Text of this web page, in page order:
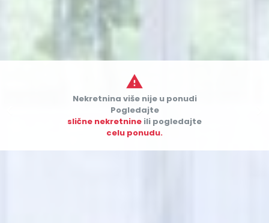

Nekretnina više nije u ponudi
Pogledajte
slične nekretnine ili pogledajte
celu ponudu.